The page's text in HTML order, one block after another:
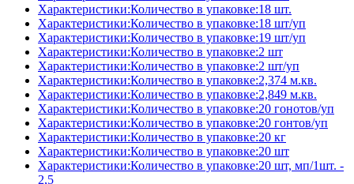
Характеристики:Количество в упаковке:18 шт.
Характеристики:Количество в упаковке:18 шт/уп
Характеристики:Количество в упаковке:19 шт/уп
Характеристики:Количество в упаковке:2 шт
Характеристики:Количество в упаковке:2 шт/уп
Характеристики:Количество в упаковке:2,374 м.кв.
Характеристики:Количество в упаковке:2,849 м.кв.
Характеристики:Количество в упаковке:20 гонотов/уп
Характеристики:Количество в упаковке:20 гонтов/уп
Характеристики:Количество в упаковке:20 кг
Характеристики:Количество в упаковке:20 шт
Характеристики:Количество в упаковке:20 шт, мп/1шт. -
2,5